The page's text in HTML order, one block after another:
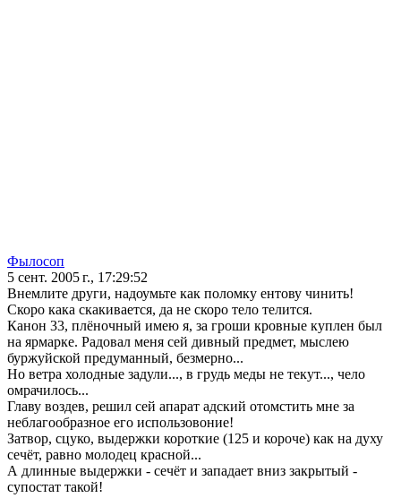
Фылосоп
5 сент. 2005 г., 17:29:52
Внемлите други, надоумьте как поломку ентову чинить!
Скоро кака скакивается, да не скоро тело телится.
Канон 33, плёночный имею я, за гроши кровные куплен был
на ярмарке. Радовал меня сей дивный предмет, мыслею
буржуйской предуманный, безмерно...
Но ветра холодные задули..., в грудь меды не текут..., чело
омрачилось...
Главу воздев, решил сей апарат адский отомстить мне за
неблагообразное его использовоние!
Затвор, сцуко, выдержки короткие (125 и короче) как на духу
сечёт, равно молодец красной...
А длинные выдержки - сечёт и западает вниз закрытый -
супостат такой!